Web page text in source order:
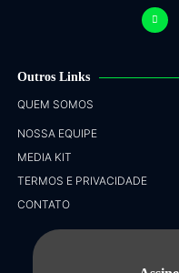
Outros Links
QUEM SOMOS
NOSSA EQUIPE
MEDIA KIT
TERMOS E PRIVACIDADE
CONTATO